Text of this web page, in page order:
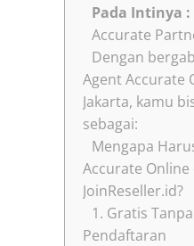
Pada Intinya :
Accurate
Dengan
Agent Accurate
Jakarta, kamu
sebagai:
Mengapa
Accurate Online
JoinReseller.id?
1. Gratis
Pendaftaran